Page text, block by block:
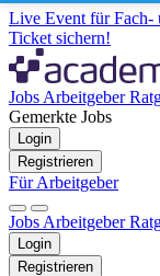
Live Event für Fach-
Ticket sichern!
Jobs Arbeitgeber
Gemerkte Jobs
Login
Registrieren
Für Arbeitgeber
Jobs Arbeitgeber
Login
Registrieren